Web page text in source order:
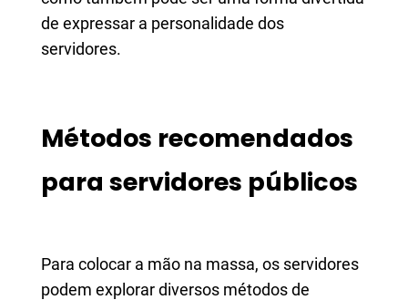
de expressar a personalidade dos
servidores.
Métodos recomendados
para servidores públicos
Para colocar a mão na massa, os servidores
podem explorar diversos métodos de